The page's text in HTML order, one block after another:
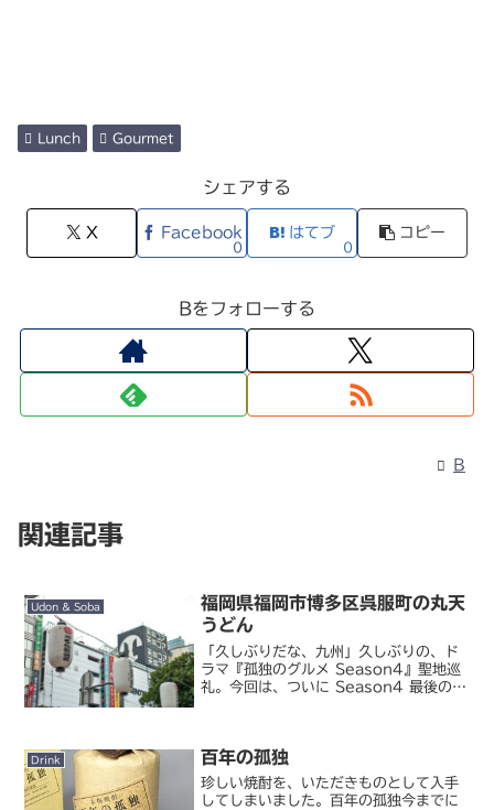
Lunch Gourmet
シェアする
X Facebook
0
はてブ
0
コピー
Bをフォローする
B
関連記事
Udon & Soba
福岡県福岡市博多区呉服町の丸天
うどん
「久しぶりだな、九州」久しぶりの、ド
ラマ『孤独のグルメ Season4』聖地巡
礼。今回は、ついに Season4 最後の聖
中で東京か...
Drink 百年の孤独
珍しい焼酎を、いただきものとして入手
してしまいました。百年の孤独今までに